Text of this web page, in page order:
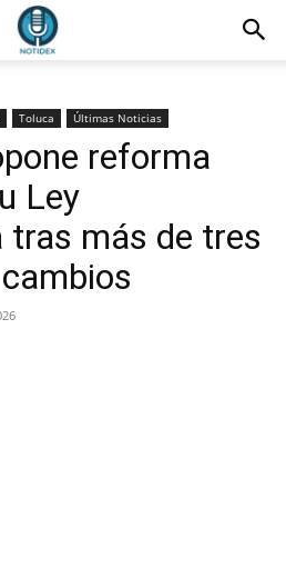
Toluca Últimas Noticias
reforma
Ley
tras más de tres